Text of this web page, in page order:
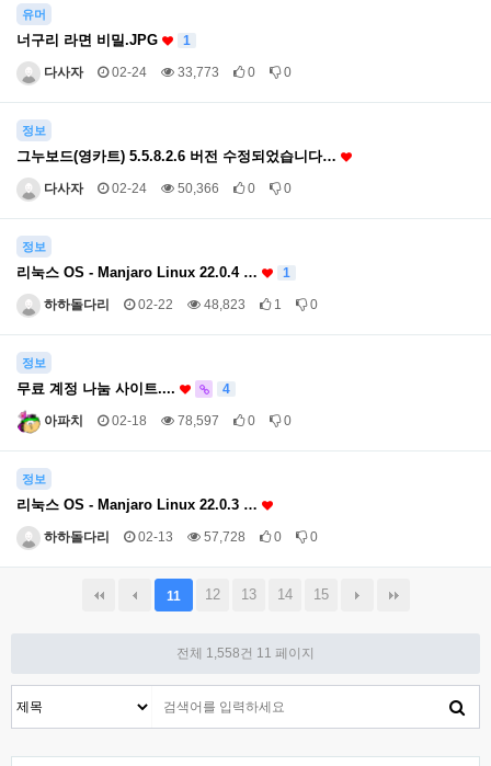
유머
너구리 라면 비밀.JPG 1
다사자 02-24 33,773 0 0
정보
그누보드(영카트) 5.5.8.2.6 버전 수정되었습니다…
다사자 02-24 50,366 0 0
정보
리눅스 OS - Manjaro Linux 22.0.4 … 1
하하돌다리 02-22 48,823 1 0
정보
무료 계정 나눔 사이트.... 4
아파치 02-18 78,597 0 0
정보
리눅스 OS - Manjaro Linux 22.0.3 …
하하돌다리 02-13 57,728 0 0
11 12 13 14 15
전체 1,558건 11 페이지